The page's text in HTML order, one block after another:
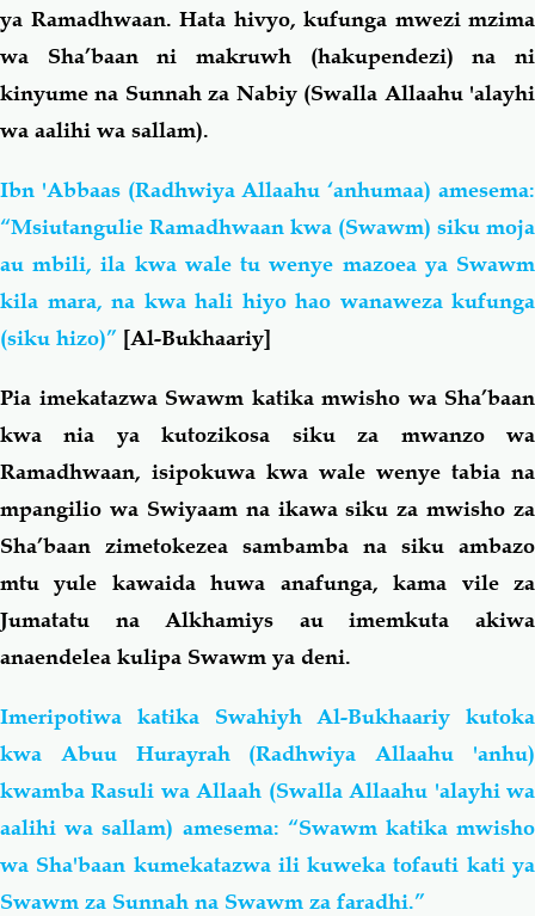
ya Ramadhwaan. Hata hivyo, kufunga mwezi mzima
wa Sha’baan ni makruwh (hakupendezi) na ni
kinyume na Sunnah za Nabiy (Swalla Allaahu 'alayhi
wa aalihi wa sallam).
Ibn 'Abbaas (Radhwiya Allaahu ‘anhumaa) amesema:
“Msiutangulie Ramadhwaan kwa (Swawm) siku moja
au mbili, ila kwa wale tu wenye mazoea ya Swawm
kila mara, na kwa hali hiyo hao wanaweza kufunga
(siku hizo)” [Al-Bukhaariy]
Pia imekatazwa Swawm katika mwisho wa Sha’baan
kwa nia ya kutozikosa siku za mwanzo wa
Ramadhwaan, isipokuwa kwa wale wenye tabia na
mpangilio wa Swiyaam na ikawa siku za mwisho za
Sha’baan zimetokezea sambamba na siku ambazo
mtu yule kawaida huwa anafunga, kama vile za
Jumatatu na Alkhamiys au imemkuta akiwa
anaendelea kulipa Swawm ya deni.
Imeripotiwa katika Swahiyh Al-Bukhaariy kutoka
kwa Abuu Hurayrah (Radhwiya Allaahu 'anhu)
kwamba Rasuli wa Allaah (Swalla Allaahu 'alayhi wa
aalihi wa sallam) amesema: “Swawm katika mwisho
wa Sha'baan kumekatazwa ili kuweka tofauti kati ya
Swawm za Sunnah na Swawm za faradhi.”